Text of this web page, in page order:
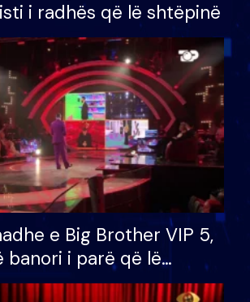
i radhës që lë shtëpinë
e Big Brother VIP 5,
banori i parë që lë
humb mundësinë për